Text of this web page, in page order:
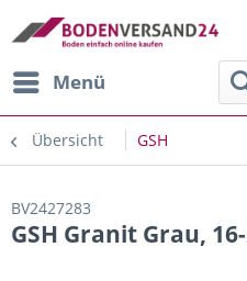
Menü
Übersicht GSH
BV2427283
GSH Granit Grau,